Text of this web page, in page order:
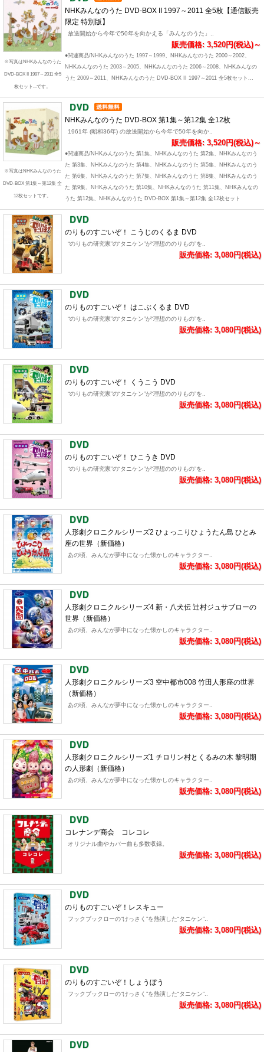
※写真はNHKみんなのうた
DVD-BOX II 1997～2011 全5
枚セット...です。
NHKみんなのうた DVD-BOX II 1997～2011 全5枚【通信販売
限定 特別版】
放送開始から今年で50年を向かえる「みんなのうた」..
販売価格: 3,520円(税込)～
●関連商品/NHKみんなのうた 1997～1999、NHKみんなのうた 2000～2002、
NHKみんなのうた 2003～2005、NHKみんなのうた 2006～2008、NHKみんなの
うた 2009～2011、NHKみんなのうた DVD-BOX II 1997～2011 全5枚セット...
※写真はNHKみんなのうた
DVD-BOX 第1集～第12集 全
12枚セットです。
NHKみんなのうた DVD-BOX 第1集～第12集 全12枚
1961年 (昭和36年) の放送開始から今年で50年を向か..
販売価格: 3,520円(税込)～
●関連商品/NHKみんなのうた 第1集、NHKみんなのうた 第2集、NHKみんなのう
た 第3集、NHKみんなのうた 第4集、NHKみんなのうた 第5集、NHKみんなのう
た 第6集、NHKみんなのうた 第7集、NHKみんなのうた 第8集、NHKみんなのう
た 第9集、NHKみんなのうた 第10集、NHKみんなのうた 第11集、NHKみんなの
うた 第12集、NHKみんなのうた DVD-BOX 第1集～第12集 全12枚セット
のりものすごいぞ！ こうじのくるま DVD
“のりもの研究家”の“タニケン”が“理想ののりもの”を..
販売価格: 3,080円(税込)
のりものすごいぞ！ はこぶくるま DVD
“のりもの研究家”の“タニケン”が“理想ののりもの”を..
販売価格: 3,080円(税込)
のりものすごいぞ！ くうこう DVD
“のりもの研究家”の“タニケン”が“理想ののりもの”を..
販売価格: 3,080円(税込)
のりものすごいぞ！ ひこうき DVD
“のりもの研究家”の“タニケン”が“理想ののりもの”を..
販売価格: 3,080円(税込)
人形劇クロニクルシリーズ2 ひょっこりひょうたん島 ひとみ
座の世界（新価格）
あの頃、みんなが夢中になった懐かしのキャラクター..
販売価格: 3,080円(税込)
人形劇クロニクルシリーズ4 新・八犬伝 辻村ジュサブローの
世界（新価格）
あの頃、みんなが夢中になった懐かしのキャラクター..
販売価格: 3,080円(税込)
人形劇クロニクルシリーズ3 空中都市008 竹田人形座の世界
（新価格）
あの頃、みんなが夢中になった懐かしのキャラクター..
販売価格: 3,080円(税込)
人形劇クロニクルシリーズ1 チロリン村とくるみの木 黎明期
の人形劇（新価格）
あの頃、みんなが夢中になった懐かしのキャラクター..
販売価格: 3,080円(税込)
コレナンデ商会 コレコレ
オリジナル曲やカバー曲も多数収録。
販売価格: 3,080円(税込)
のりものすごいぞ！レスキュー
フックブックローの“けっさく”を熱演した“タニケン”..
販売価格: 3,080円(税込)
のりものすごいぞ！しょうぼう
フックブックローの“けっさく”を熱演した“タニケン”..
販売価格: 3,080円(税込)